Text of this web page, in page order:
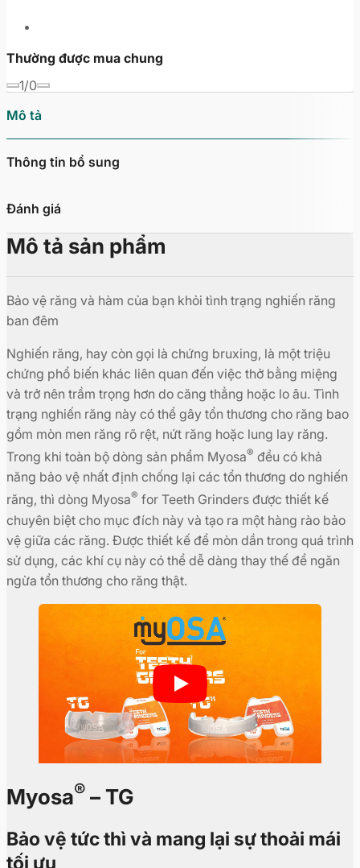
Thường được mua chung
1/0
Mô tả
Thông tin bổ sung
Đánh giá
Mô tả sản phẩm
Bảo vệ răng và hàm của bạn khỏi tình trạng nghiến răng
ban đêm
Nghiến răng, hay còn gọi là chứng bruxing, là một triệu
chứng phổ biến khác liên quan đến việc thở bằng miệng
và trở nên trầm trọng hơn do căng thẳng hoặc lo âu. Tình
trạng nghiến răng này có thể gây tổn thương cho răng bao
gồm mòn men răng rõ rệt, nứt răng hoặc lung lay răng.
Trong khi toàn bộ dòng sản phẩm Myosa® đều có khả
năng bảo vệ nhất định chống lại các tổn thương do nghiến
răng, thì dòng Myosa® for Teeth Grinders được thiết kế
chuyên biệt cho mục đích này và tạo ra một hàng rào bảo
vệ giữa các răng. Được thiết kế để mòn dần trong quá trình
sử dụng, các khí cụ này có thể dễ dàng thay thế để ngăn
ngừa tổn thương cho răng thật.
Myosa® – TG
Bảo vệ tức thì và mang lại sự thoải mái
tối ưu